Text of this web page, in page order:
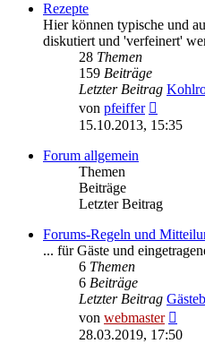
Rezepte
Hier können typische und
diskutiert und 'verfeinert'
28 Themen
159 Beiträge
Letzter Beitrag
von pfeiffer
Beitrag
15.10.2013, 15:35
Forum allgemein
Themen
Beiträge
Letzter Beitrag
Forums-Regeln und
... für Gäste und
6 Themen
6 Beiträge
Letzter Beitrag
von webmaster
28.03.2019, 17:50